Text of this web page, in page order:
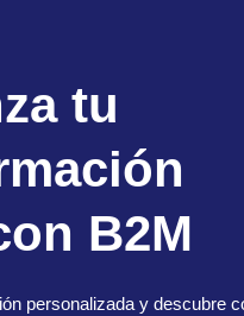
tu
B2M
personalizada y descubre